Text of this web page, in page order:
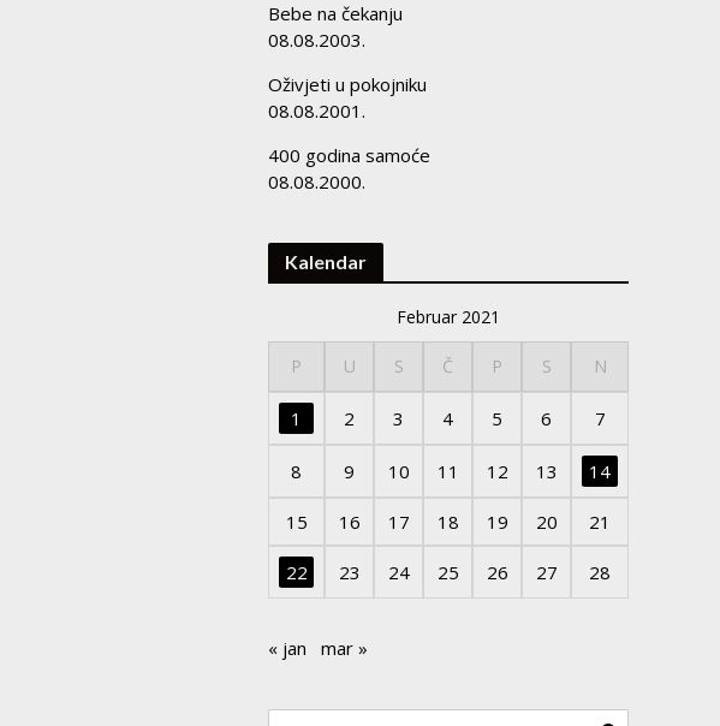
Bebe na čekanju
08.08.2003.
Oživjeti u pokojniku
08.08.2001.
400 godina samoće
08.08.2000.
Kalendar
Februar 2021
P U S Č P S N
1 2 3 4 5 6 7
8 9 10 11 12 13 14
15 16 17 18 19 20 21
22 23 24 25 26 27 28
« jan mar »